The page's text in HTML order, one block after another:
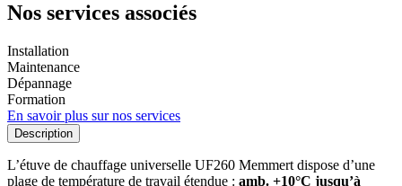
Nos services associés
Installation
Maintenance
Dépannage
Formation
En savoir plus sur nos services
Description
L’étuve de chauffage universelle UF260 Memmert dispose d’une
plage de température de travail étendue : amb. +10°C jusqu’à